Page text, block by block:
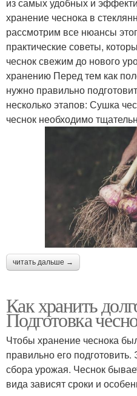
хранение чеснока в
рассмотрим все нюансы
практические советы,
чеснок свежим до нового
хранению Перед тем как
нужно правильно
несколько этапов: Сушка
чеснок необходимо
читать дальше →
Как хранить
Подготовка
Чтобы хранение чеснока
правильно его
сбора урожая. Чеснок
вида зависят сроки и